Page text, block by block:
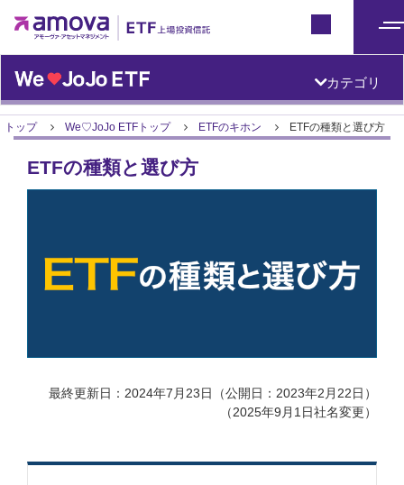
ETFトップ
ー
カテゴリ
トップ We♡JoJo ETFトップ ETFのキホン ETFの種類と選び方
ETFの種類と選び方
最終更新日：2024年7月23日（公開日：2023年2月22日）
（2025年9月1日社名変更）